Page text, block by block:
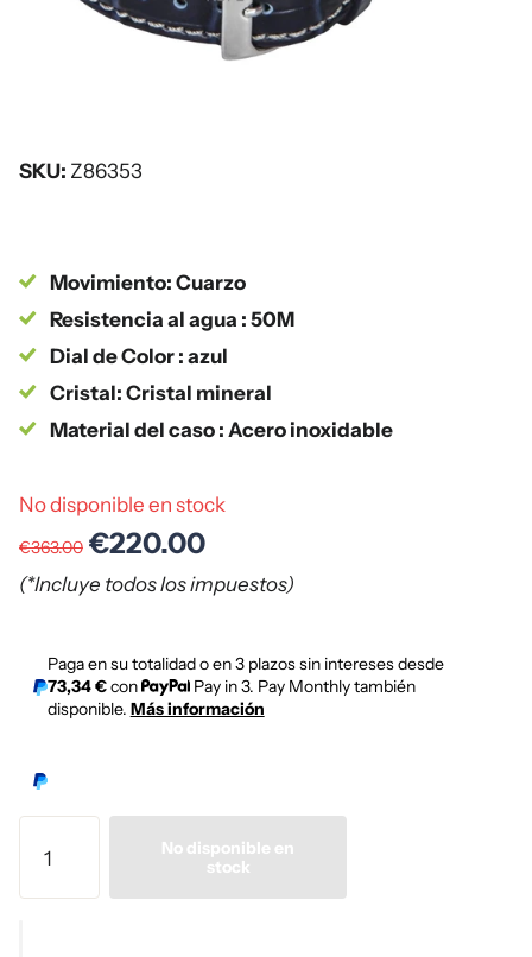
SKU: Z86353
Movimiento: Cuarzo
Resistencia al agua : 50M
Dial de Color : azul
Cristal: Cristal mineral
Material del caso : Acero inoxidable
No disponible en stock
€363.00 €220.00
(*Incluye todos los impuestos)
Paga en su totalidad o en 3 plazos sin intereses desde
73,34 €con
Pay in 3. Pay Monthly también
disponible. Más información
No disponible en
stock